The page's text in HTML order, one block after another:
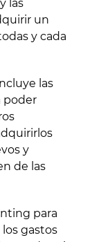
las
un
y cada
las
poder
y
de las
para
gastos